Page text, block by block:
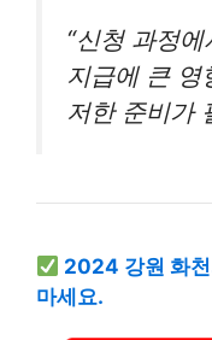
“신청 과정
지급에 큰 영
저한 준비가
2024 강원 화천
마세요.